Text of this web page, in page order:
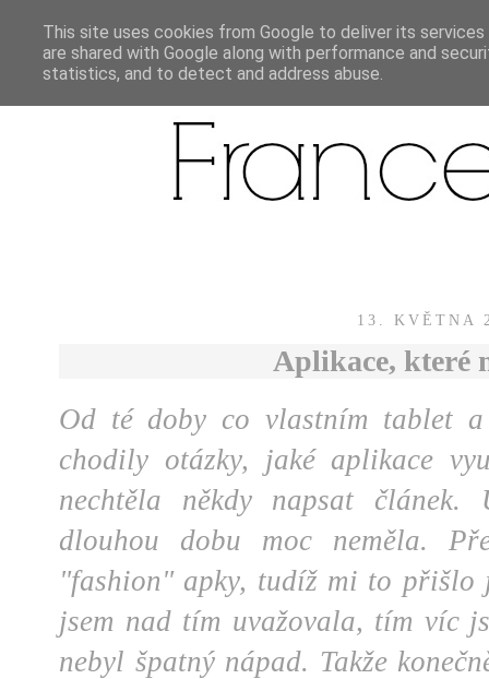
13. KVĚTNA
Aplikace, které
Od té doby co vlastním tablet
chodily otázky, jaké aplikace
nechtěla někdy napsat
dlouhou dobu moc neměla.
"fashion" apky, tudíž mi to přišlo
jsem nad tím uvažovala, tím víc
nebyl špatný nápad. Takže
This site uses cookies from Google to deliver its
are shared with Google along with performance and
statistics, and to detect and address abuse.